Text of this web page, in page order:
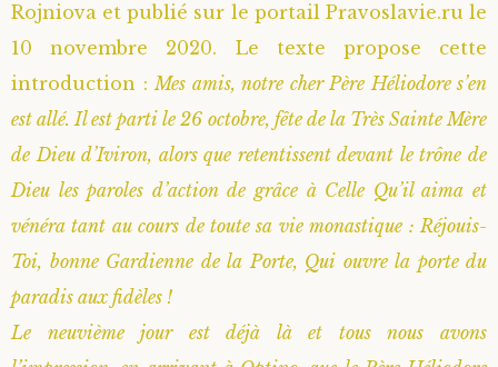
Rojniova et publié sur le portail Pravoslavie.ru le
10 novembre 2020. Le texte propose cette
introduction :Mes amis, notre cher Père Héliodore s’en
est allé. Il est parti le 26 octobre, fête de la Très Sainte Mère
de Dieu d’Iviron, alors que retentissent devant le trône de
Dieu les paroles d’action de grâce à Celle Qu’il aima et
vénéra tant au cours de toute sa vie monastique : Réjouis-
Toi, bonne Gardienne de la Porte, Qui ouvre la porte du
paradis aux fidèles !
Le neuvième jour est déjà là et tous nous avons